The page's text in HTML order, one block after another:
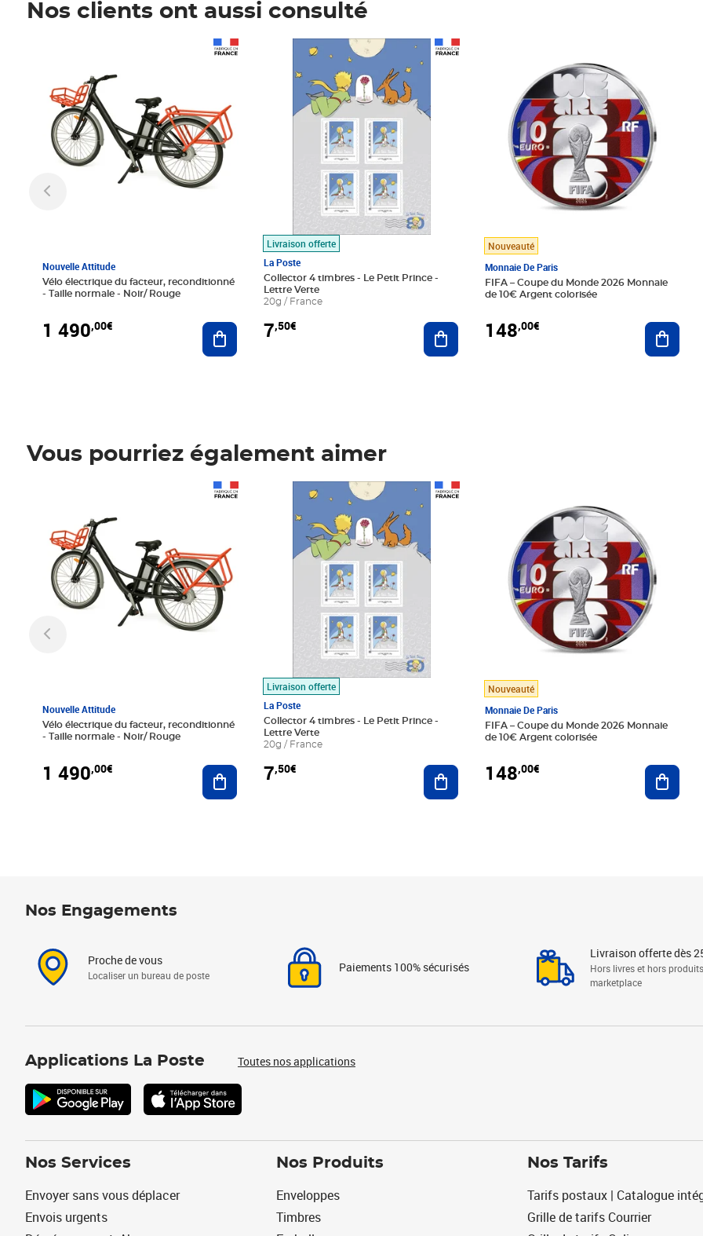
Nos clients ont aussi consulté
Nouvelle Attitude
Vélo électrique du facteur, reconditionné
- Taille normale - Noir/ Rouge
1 490,00€ Ajouter au panier
Livraison offerte
La Poste
Collector 4 timbres - Le Petit Prince -
Lettre Verte
20g / France
7,50€
Prix 7,50€
Ajouter au panier
Nouveauté
Monnaie De Paris
FIFA – Coupe du Monde 2026 Monnaie
de 10€ Argent colorisée
148,00€
Vous pourriez également aimer
Nouvelle Attitude
Vélo électrique du facteur, reconditionné
- Taille normale - Noir/ Rouge
1 490,00€ Ajouter au panier
Livraison offerte
La Poste
Collector 4 timbres - Le Petit Prince -
Lettre Verte
20g / France
7,50€
Prix 7,50€
Ajouter au panier
Nouveauté
Monnaie De Paris
FIFA – Coupe du Monde 2026 Monnaie
de 10€ Argent colorisée
148,00€
Nos Engagements
Proche de vous
Localiser un bureau de poste
Paiements 100% sécurisés
Livraison offerte dès
Hors livres et hors produits
marketplace
Applications La Poste Toutes nos applications
Nos Services
Envoyer sans vous déplacer
Envois urgents
Nos Produits
Enveloppes
Timbres
Nos Tarifs
Tarifs postaux | Catalogue
Grille de tarifs Courrier